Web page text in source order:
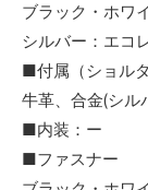
ブラック・ホワ
シルバー：エコ
■付属（ショルダ
牛革、合金(シル
■内装：ー
■ファスナー